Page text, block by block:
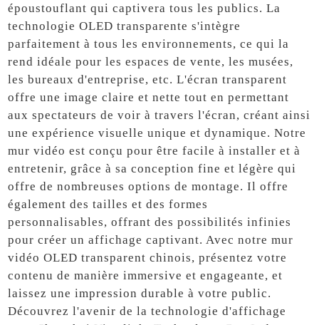
époustouflant qui captivera tous les publics. La
technologie OLED transparente s'intègre
parfaitement à tous les environnements, ce qui la
rend idéale pour les espaces de vente, les musées,
les bureaux d'entreprise, etc. L'écran transparent
offre une image claire et nette tout en permettant
aux spectateurs de voir à travers l'écran, créant ainsi
une expérience visuelle unique et dynamique. Notre
mur vidéo est conçu pour être facile à installer et à
entretenir, grâce à sa conception fine et légère qui
offre de nombreuses options de montage. Il offre
également des tailles et des formes
personnalisables, offrant des possibilités infinies
pour créer un affichage captivant. Avec notre mur
vidéo OLED transparent chinois, présentez votre
contenu de manière immersive et engageante, et
laissez une impression durable à votre public.
Découvrez l'avenir de la technologie d'affichage